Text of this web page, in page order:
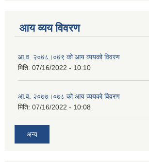
आय व्यय विवरण
आ.व. २०७८।०७९ को आय व्ययको विवरण
मिति: 07/16/2022 - 10:10
आ.व. २०७७।०७८ को आय व्ययको विवरण
मिति: 07/16/2022 - 10:08
अन्य